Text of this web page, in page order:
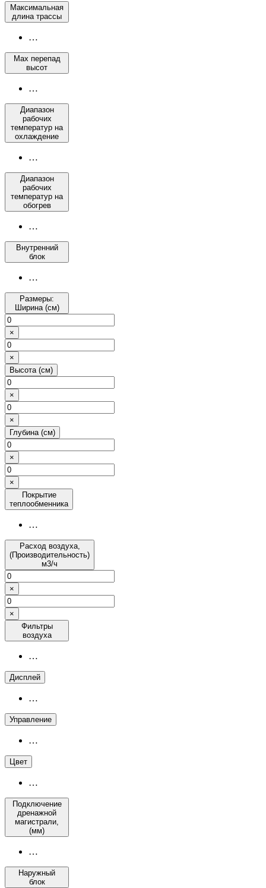
Максимальная
длина трассы
…
Max перепад
высот
…
Диапазон
рабочих
температур на
охлаждение
…
Диапазон
рабочих
температур на
обогрев
…
Внутренний
блок
…
Размеры:
Ширина (см)
×
×
Высота (см)
×
×
Глубина (см)
×
×
Покрытие
теплообменника
…
Расход воздуха,
(Производительность)
м3/ч
×
×
Фильтры
воздуха
…
Дисплей
…
Управление
…
Цвет
…
Подключение
дренажной
магистрали,
(мм)
…
Наружный
блок